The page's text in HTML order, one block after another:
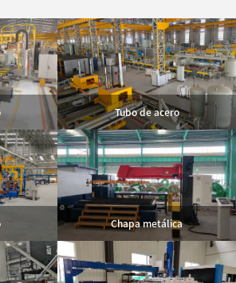
Tubo de acero
Tubo de acero
Chapa metálica